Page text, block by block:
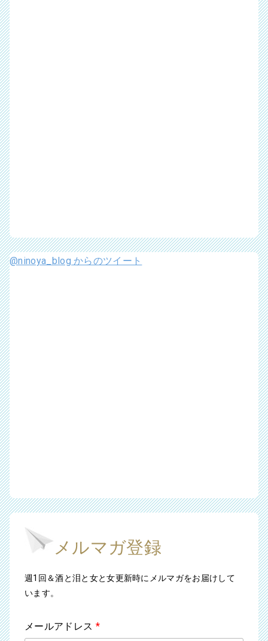
@ninoya_blog からのツイート
メルマガ登録
週1回＆酒と泪と女と女更新時にメルマガをお届けして
います。
メールアドレス *